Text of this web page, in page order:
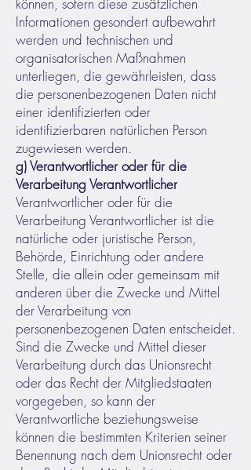
Informationen gesondert aufbewahrt
werden und technischen und
organisatorischen Maßnahmen
unterliegen, die gewährleisten, dass
die personenbezogenen Daten nicht
einer identifizierten oder
identifizierbaren natürlichen Person
zugewiesen werden.
g) Verantwortlicher oder für die
Verarbeitung Verantwortlicher
Verantwortlicher oder für die
Verarbeitung Verantwortlicher ist die
natürliche oder juristische Person,
Behörde, Einrichtung oder andere
Stelle, die allein oder gemeinsam mit
anderen über die Zwecke und Mittel
der Verarbeitung von
personenbezogenen Daten entscheidet.
Sind die Zwecke und Mittel dieser
Verarbeitung durch das Unionsrecht
oder das Recht der Mitgliedstaaten
vorgegeben, so kann der
Verantwortliche beziehungsweise
können die bestimmten Kriterien seiner
Benennung nach dem Unionsrecht oder